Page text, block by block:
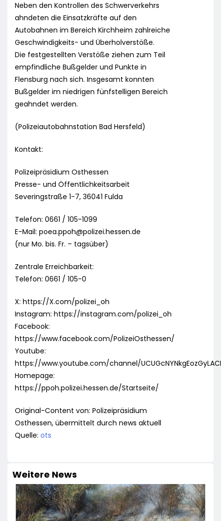
Neben den Kontrollen des Schwerverkehrs
ahndeten die Einsatzkräfte auf den
Autobahnen im Bereich Kirchheim zahlreiche
Geschwindigkeits- und Überholverstöße.
Die festgestellten Verstöße ziehen zum Teil
empfindliche Bußgelder und Punkte in
Flensburg nach sich. Insgesamt konnten
Bußgelder im niedrigen fünfstelligen Bereich
geahndet werden.
(Polizeiautobahnstation Bad Hersfeld)
Kontakt:
Polizeipräsidium Osthessen
Presse- und Öffentlichkeitsarbeit
Severingstraße 1-7, 36041 Fulda
Telefon: 0661 / 105-1099
E-Mail: poea.ppoh@polizei.hessen.de
(nur Mo. bis. Fr. – tagsüber)
Zentrale Erreichbarkeit:
Telefon: 0661 / 105-0
X: https://X.com/polizei_oh
Instagram: https://instagram.com/polizei_oh
Facebook:
https://www.facebook.com/PolizeiOsthessen/
Youtube:
https://www.youtube.com/channel/
Homepage:
https://ppoh.polizei.hessen.de/Startseite/
Original-Content von: Polizeipräsidium
Osthessen, übermittelt durch news aktuell
Quelle: ots
Weitere News